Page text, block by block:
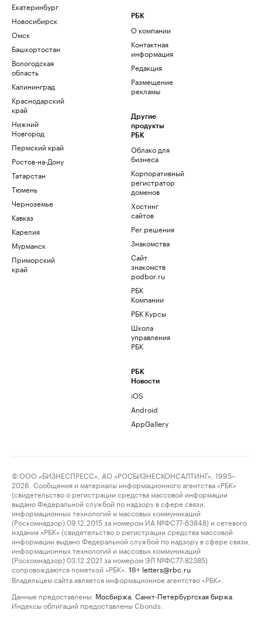
Екатеринбург
Новосибирск
Омск
Башкортостан
Вологодская
область
Калининград
Краснодарский
край
Нижний
Новгород
Пермский край
Ростов-на-Дону
Татарстан
Тюмень
Черноземье
Кавказ
Карелия
Мурманск
Приморский
край
РБК
О компании
Контактная
информация
Редакция
Размещение
рекламы
Другие
продукты
РБК
Облако для
бизнеса
Корпоративный
регистратор
доменов
Хостинг
сайтов
Рег.решения
Знакомства
Сайт
знакомств
podbor.ru
РБК
Компании
РБК Курсы
Школа
управления
РБК
РБК
Новости
iOS
Android
AppGallery
© ООО «БИЗНЕСПРЕСС», АО «РОСБИЗНЕСКОНСАЛТИНГ», 1995–
2026. Сообщения и материалы информационного агентства «РБК»
(свидетельство о регистрации средства массовой информации
выдано Федеральной службой по надзору в сфере связи,
информационных технологий и массовых коммуникаций
(Роскомнадзор) 09.12.2015 за номером ИА №ФС77-63848) и сетевого
издания «РБК» (свидетельство о регистрации средства массовой
информации выдано Федеральной службой по надзору в сфере связи,
информационных технологий и массовых коммуникаций
(Роскомнадзор) 03.12.2021 за номером ЭЛ №ФС77-82385)
сопровождаются пометкой «РБК».
18+ letters@rbc.ru
Владельцем сайта является информационное агентство «РБК».
Данные предоставлены: Мосбиржа Санкт-Петербургская биржа
Индексы облигаций предоставлены Cbonds.